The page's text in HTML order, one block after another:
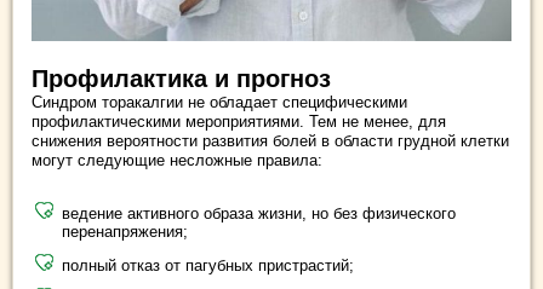
Профилактика и прогноз
Синдром торакалгии не обладает специфическими
профилактическими мероприятиями. Тем не менее, для
снижения вероятности развития болей в области грудной клетки
могут следующие несложные правила:
ведение активного образа жизни, но без физического
перенапряжения;
полный отказ от пагубных пристрастий;